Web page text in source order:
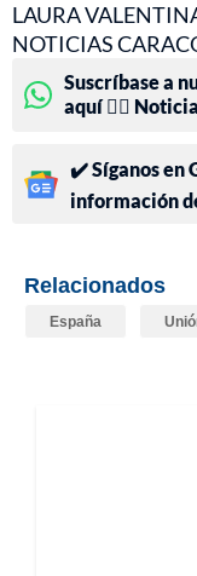
LAURA
NOTICIAS
Suscríbase a
aquí 👉🏻
✔️ Síganos en
información
Relacionados
España